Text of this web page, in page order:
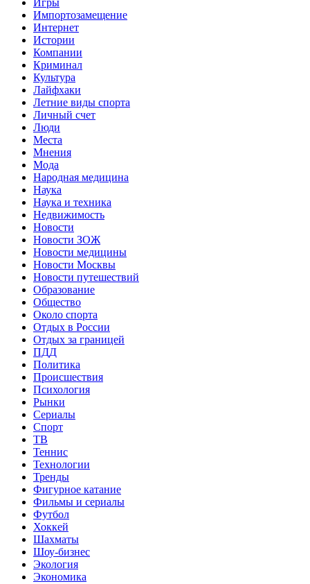
Игры
Импортозамещение
Интернет
Истории
Компании
Криминал
Культура
Лайфхаки
Летние виды спорта
Личный счет
Люди
Места
Мнения
Мода
Народная медицина
Наука
Наука и техника
Недвижимость
Новости
Новости ЗОЖ
Новости медицины
Новости Москвы
Новости путешествий
Образование
Общество
Около спорта
Отдых в России
Отдых за границей
ПДД
Политика
Происшествия
Психология
Рынки
Сериалы
Спорт
ТВ
Теннис
Технологии
Тренды
Фигурное катание
Фильмы и сериалы
Футбол
Хоккей
Шахматы
Шоу-бизнес
Экология
Экономика